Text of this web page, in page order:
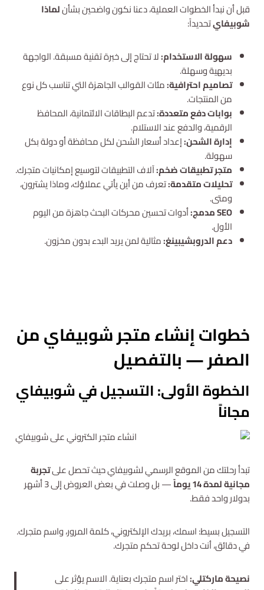
قبل أن نبدأ الخطوات العملية، دعنا نكون واضحين بشأنلماذا
شوبيفايتحديداً:
سهولة الاستخدام:لا تحتاج إلى خبرة تقنية مسبقة. الواجهة
بديهية وسهلة.
تصاميم احترافية:مئات القوالب الجاهزة التي تناسب كل نوع
من المنتجات.
بوابات دفع متعددة:تدعم البطاقات الائتمانية، المحافظ
الرقمية، والدفع عند الاستلام.
إدارة الشحن:إعداد أسعار الشحن لكل محافظة أو دولة بكل
سهولة.
متجر تطبيقات ضخم:آلاف التطبيقات لتوسيع إمكانيات متجرك.
تحليلات متقدمة:تعرف من أين يأتي عملاؤك، وماذا يشترون،
ومتى.
SEO مدمج:
أدوات تحسين محركات البحث جاهزة من اليوم
الأول.
دعم الدروبشيبينغ:مثالية لمن يريد البدء بدون مخزون.
خطوات إنشاء متجر شوبيفاي من
الصفر — بالتفصيل
الخطوة الأولى: التسجيل في شوبيفاي
مجاناً
تبدأ رحلتك من الموقع الرسمي لشوبيفاي حيث تحصل علىتجربة
مجانية لمدة 14 يوماً
— بل وصلت في بعض العروض إلى 3 أشهر
بدولار واحد فقط.
التسجيل بسيط: اسمك، بريدك الإلكتروني، كلمة المرور، واسم متجرك.
في دقائق، أنت داخل لوحة تحكم متجرك.
نصيحة ماركتلي:اختر اسم متجرك بعناية. الاسم يؤثر على